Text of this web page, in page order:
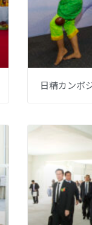
日精カンボ